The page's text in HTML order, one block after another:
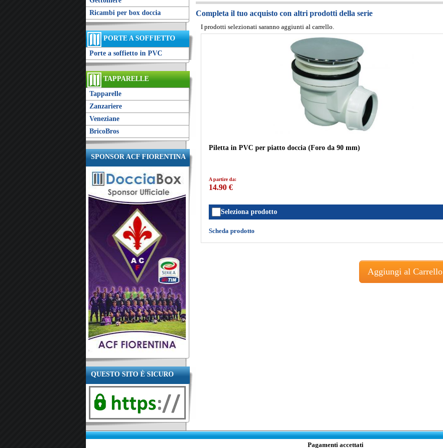
Ricambi per box doccia
PORTE A SOFFIETTO
Porte a soffietto in PVC
TAPPARELLE
Tapparelle
Zanzariere
Veneziane
BricoBros
SPONSOR ACF FIORENTINA
QUESTO SITO È SICURO
Completa il tuo acquisto con altri prodotti della serie
I prodotti selezionati saranno aggiunti al carrello.
Piletta in PVC per piatto doccia (Foro da 90 mm)
A partire da:
14.90 €
Seleziona prodotto
Scheda prodotto
Aggiungi al Carrello
Pagamenti accettati